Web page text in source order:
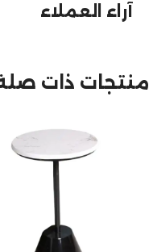
آراء العملاء
منتجات ذات